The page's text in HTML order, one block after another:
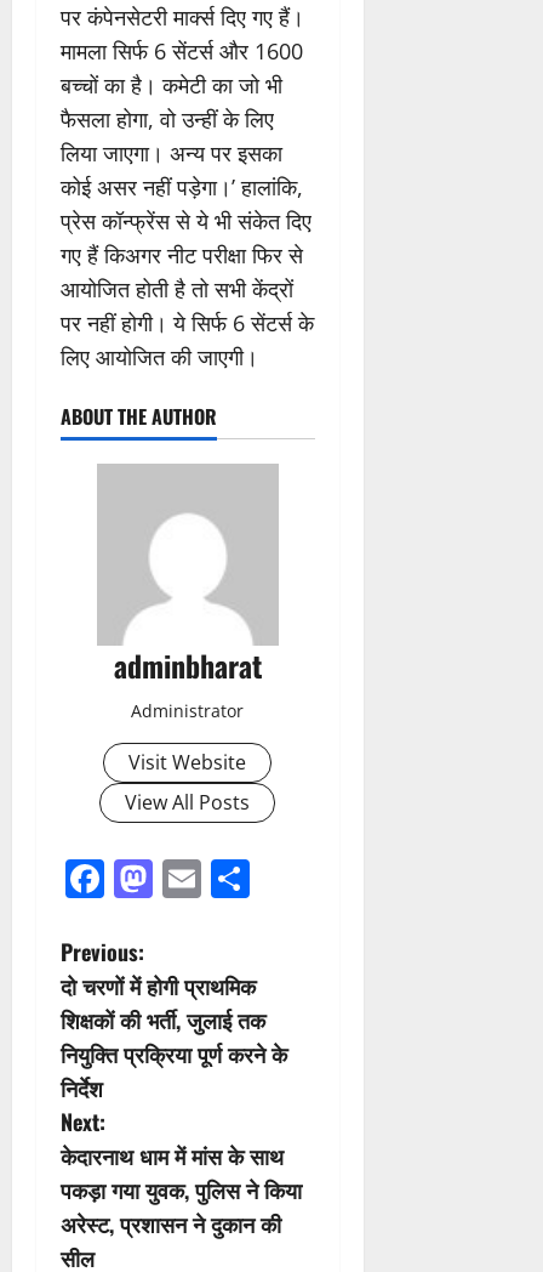
पर कंपेनसेटरी मार्क्स दिए गए हैं।
मामला सिर्फ 6 सेंटर्स और 1600
बच्चों का है। कमेटी का जो भी
फैसला होगा, वो उन्हीं के लिए
लिया जाएगा। अन्य पर इसका
कोई असर नहीं पड़ेगा।’ हालांकि,
प्रेस कॉन्फ्रेंस से ये भी संकेत दिए
गए हैं किअगर नीट परीक्षा फिर से
आयोजित होती है तो सभी केंद्रों
पर नहीं होगी। ये सिर्फ 6 सेंटर्स के
लिए आयोजित की जाएगी।
ABOUT THE AUTHOR
adminbharat
Administrator
Visit Website
View All Posts
Facebook
Mastodon
Email
P
o
s
t
n
a
Previous:
दो चरणों में होगी प्राथमिक
शिक्षकों की भर्ती, जुलाई तक
नियुक्ति प्रक्रिया पूर्ण करने के
निर्देश
Next:
केदारनाथ धाम में मांस के साथ
पकड़ा गया युवक, पुलिस ने किया
अरेस्ट, प्रशासन ने दुकान की
सील